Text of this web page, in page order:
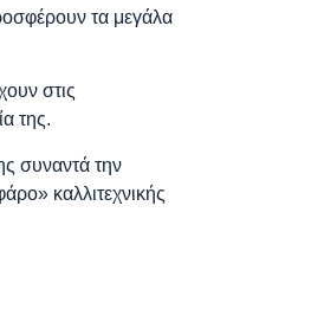
τα μεγάλα
στις
της.
συναντά την
καλλιτεχνικής